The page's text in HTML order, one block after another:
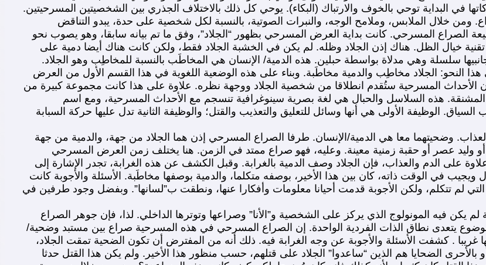
في البداية توحي بالخوف والارتباك (البكاء). يوحي كل ذلك بالاختلاف الجذري بين الشخصيتين المسرحيتين.
خلال الملابس، وملامح الوجه، والنبرات الصوتية، بالنسبة لكل شخصية على حدة، يبدو التناقض
الصراع المسرحي. كانت بداية العرض المسرحي بظهور “الجلاد”، وفق ما تم بيانه سابقا، وهو يصوب نحو
خيال الظل. هناك إذن الجلاد وظله. لم يكن في الخشبة الجلاد فقط، ولكن كانت هناك أيضا دمية على
سلسلة وهي مدلاة بواسطة حبلين. هذه الدمية/ الإنسان هي المخاطَب بالنسبة للمخاطِب وهو الجلاد.
الجلاد مخاطِب والدمية مخاطَبة. وبناء على هذه الوضعية اللغوية في هذا القسم الأول من العرض
الأحداث المسرحية ستُقدم انطلاقا من شخصية الجلاد ووجهة نظره. علاوة على هذا كانت مجموعة كبيرة من
هذه السلاسل والحبال هي لغة بصرية سينوغرافية تنسجم مع الأحداث المسرحية، ومع اسم
الوظيفة الأولى هي أنها وسائل للتعليق والتعذيب والقتل؛ والوظيفة الثانية تدل عليها حركة السبابة
وضحيتهما معا هي الدمية/الإنسان. طرفا الصراع المسرحي إذن هما الجلاد من جهة، والدمية من جهة
أو وليد عصر أو حقبة زمنية معينة. وعليه، فهو صراع ممتد في الزمن. هنا يختلف زمن العرض المسرحي
على الدم والعذاب، فإن الجلاد وصف الدمية بالغرابة. وقبل الكشف عن هذه الغرابة، تجدر الإشارة إلى
في الوقت ذاته، كان بين هذا الأخير، بوصفه متكلما، والدمية بوصفها مخاطَبة. الأسئلة والأجوبة كانت
لم تتكلم، ولكن الأجوبة قدمت أحيانا معلومات وأفكارا عنها، ونطقت ب”لسانها”. وبفضل وجود طرفين في
يكن فيه المونولوج الذي يركز على الشخصية و”الأنا” وصراعها وتوترها الداخلي. لذا، فإن جوهر الصراع
يتعدى نطاق الذات الفردية الواحدة. إن الصراع المسرحي في هذه المسرحية صراع بين مستبد وضحية/
. كشفت الأسئلة والأجوبة عن وجه الغرابة فيه. ذلك أنه من المفترض أن تكون الضحية تمقت الجلاد،
الضحايا هم الذين “ساعدوا” الجلاد على قتلهم، حسب منظور هذا الأخير. ولم يكن هذا القتل حدثا